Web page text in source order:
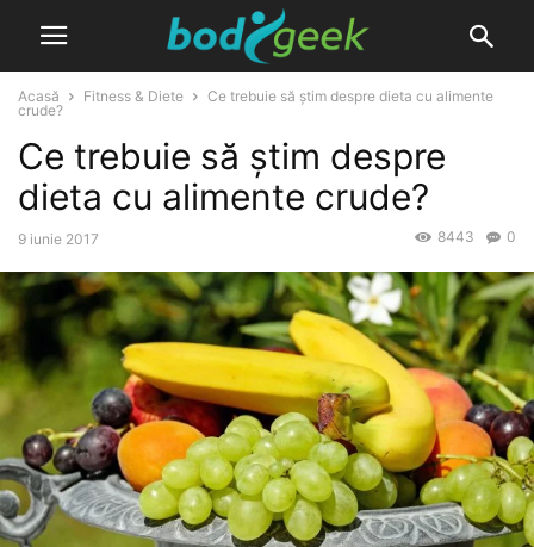
Acasă Fitness & Diete
Ce trebuie să știm despre dieta cu alimente
crude?
Ce trebuie să știm despre
dieta cu alimente crude?
9 iunie 2017 0
8443